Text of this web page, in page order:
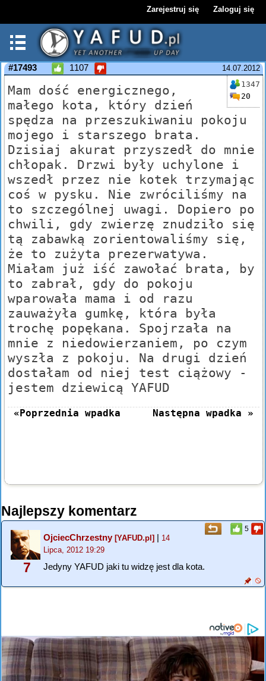
Zarejestruj się Zaloguj się
14.07.2012
#17493 1107
1347
20
Mam dość energicznego,
małego kota, który dzień
spędza na przeszukiwaniu pokoju
mojego i starszego brata.
Dzisiaj akurat przyszedł do mnie
chłopak. Drzwi były uchylone i
wszedł przez nie kotek trzymając
coś w pysku. Nie zwróciliśmy na
to szczególnej uwagi. Dopiero po
chwili, gdy zwierzę znudziło się
tą zabawką zorientowaliśmy się,
że to zużyta prezerwatywa.
Miałam już iść zawołać brata, by
to zabrał, gdy do pokoju
wparowała mama i od razu
zauważyła gumkę, która była
trochę popękana. Spojrzała na
mnie z niedowierzaniem, po czym
wyszła z pokoju. Na drugi dzień
dostałam od niej test ciążowy -
jestem dziewicą YAFUD
«Poprzednia wpadka Następna wpadka »
Najlepszy komentarz
5
7
OjciecChrzestny[YAFUD.pl] | 14
Lipca, 2012 19:29
Jedyny YAFUD jaki tu widzę jest dla kota.